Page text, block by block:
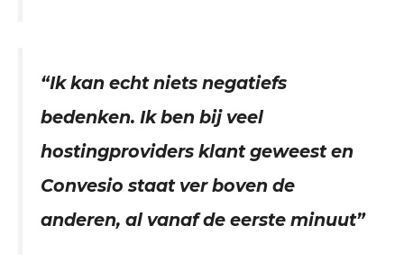
“Ik kan echt niets negatiefs
bedenken. Ik ben bij veel
hostingproviders klant geweest en
Convesio staat ver boven de
anderen, al vanaf de eerste minuut”